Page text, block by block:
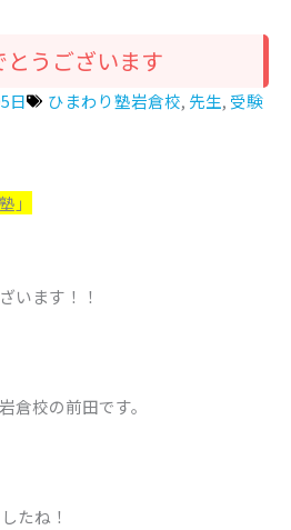
とうございます
日 ひまわり塾岩倉校, 先生, 受験
」
います！！
倉校の前田です。
たね！